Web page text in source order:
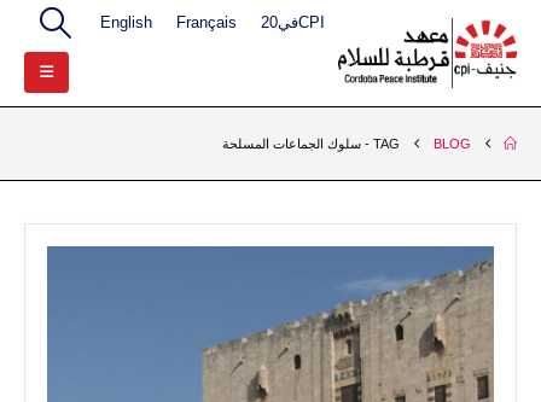
CPIفي20 Français
English
BLOG
TAG - سلوك الجماعات المسلحة